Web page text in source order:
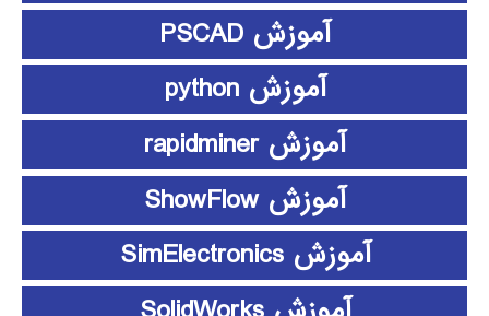
آموزش PSCAD
آموزش python
آموزش rapidminer
آموزش ShowFlow
آموزش SimElectronics